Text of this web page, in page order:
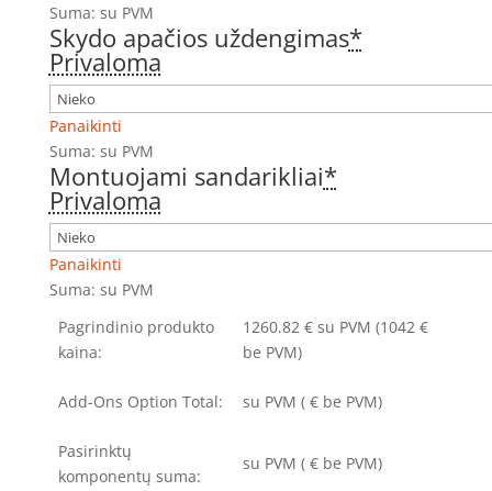
Suma: su PVM
Skydo apačios uždengimas*
Privaloma
Panaikinti
Suma: su PVM
Montuojami sandarikliai*
Privaloma
Panaikinti
Suma: su PVM
Pagrindinio produkto
kaina:
1260.82 € su PVM (1042 €
be PVM)
Add-Ons Option Total: su PVM ( € be PVM)
Pasirinktų
komponentų suma:
su PVM ( € be PVM)